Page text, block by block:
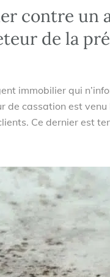
contre un
de la
immobilier qui
de cassation est
Ce dernier est